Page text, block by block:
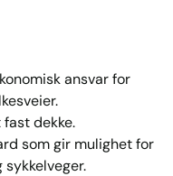
ansvar for
dekke.
som gir mulighet for